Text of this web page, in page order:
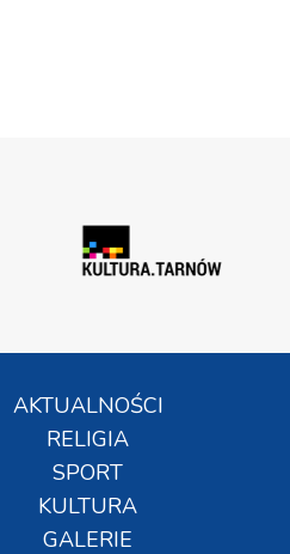
AKTUALNOŚCI
RELIGIA
SPORT
KULTURA
GALERIE